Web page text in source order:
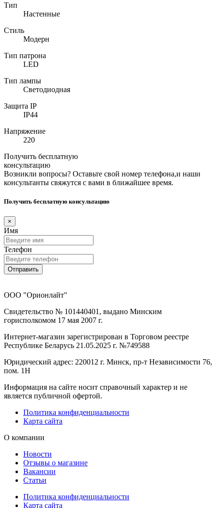
Тип
Настенные
Стиль
Модерн
Тип патрона
LED
Тип лампы
Светодиодная
Защита IP
IP44
Напряжение
220
Получить бесплатную
консультацию
Возникли вопросы? Оставьте свой номер телефона,и наши
консультанты свяжутся с вами в ближайшее время.
Получить бесплатную консультацию
×
Имя
Телефон
Отправить
ООО "Орионлайт"
Свидетельство № 101440401, выдано Минским
горисполкомом 17 мая 2007 г.
Интернет-магазин зарегистрирован в Торговом реестре
Республике Беларусь 21.05.2025 г. №749588
Юридический адрес: 220012 г. Минск, пр-т Независимости 76,
пом. 1Н
Информация на сайте носит справочный характер и не
является публичной офертой.
Политика конфиденциальности
Карта сайта
О компании
Новости
Отзывы о магазине
Вакансии
Статьи
Политика конфиденциальности
Карта сайта